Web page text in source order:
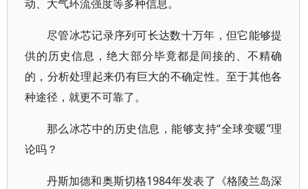
动、大气环流强度等多种信息。
尽管冰芯记录序列可长达数十万年，但它能够提
供的历史信息，绝大部分毕竟都是间接的、不精确
的，分析处理起来仍有巨大的不确定性。至于其他各
种途径，就更不可靠了。
那么冰芯中的历史信息，能够支持“全球变暖”理
论吗？
丹斯加德和奥斯切格1984年发表了《格陵兰岛深